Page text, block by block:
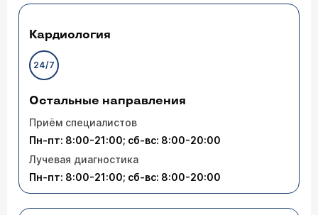
Кардиология
24/7
Остальные направления
Приём специалистов
Пн-пт: 8:00-21:00; сб-вс: 8:00-20:00
Лучевая диагностика
Пн-пт: 8:00-21:00; сб-вс: 8:00-20:00